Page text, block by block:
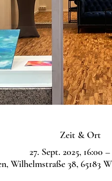
Zeit & Ort
27. Sept. 2025, 16:00 –
Wilhelmstraße 38, 65183